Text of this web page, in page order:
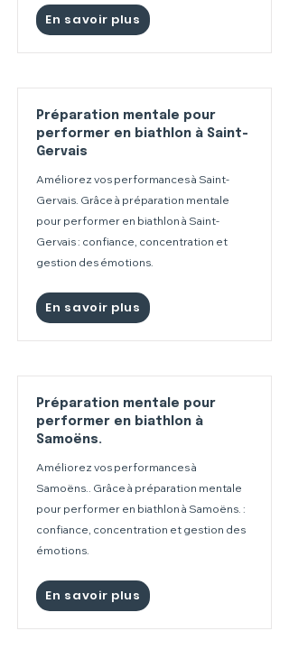
En savoir plus
Préparation mentale pour
performer en biathlon à Saint-
Gervais
Améliorez vos performances à Saint-
Gervais. Grâce à préparation mentale
pour performer en biathlon à Saint-
Gervais : confiance, concentration et
gestion des émotions.
En savoir plus
Préparation mentale pour
performer en biathlon à
Samoëns.
Améliorez vos performances à
Samoëns.. Grâce à préparation mentale
pour performer en biathlon à Samoëns. :
confiance, concentration et gestion des
émotions.
En savoir plus